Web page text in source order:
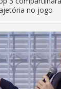
no jogo